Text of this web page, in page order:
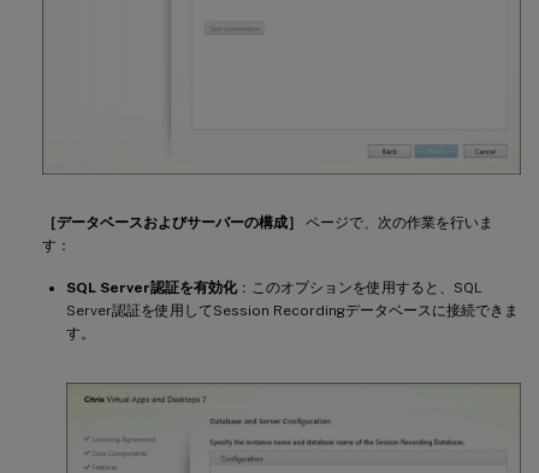
［データベースおよびサーバーの構成］
ページで、次の作業を行いま
す：
SQL Server認証を有効化：このオプションを使用すると、SQL
Server認証を使用してSession Recordingデータベースに接続できま
す。